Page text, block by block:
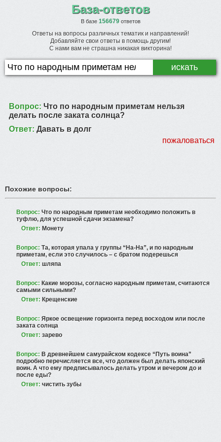
База-ответов
В базе 156679ответов
Ответы на вопросы различных тематик и направлений!
Добавляйте свои ответы в помощь другим!
С нами вам не страшна никакая викторина!
Вопрос: Что по народным приметам нельзя
делать после заката солнца?
Ответ: Давать в долг
пожаловаться
Похожие вопросы:
Вопрос: Что по народным приметам необходимо положить в
туфлю, для успешной сдачи экзамена?
Ответ: Монету
Вопрос: Та, которая упала у группы “На-На”, и по народным
приметам, если это случилось – с братом подерешься
Ответ: шляпа
Вопрос: Какие морозы, согласно народным приметам, считаются
самыми сильными?
Ответ: Крещенские
Вопрос: Яркое освещение горизонта перед восходом или после
заката солнца
Ответ: зарево
Вопрос: В древнейшем самурайском кодексе “Путь воина”
подробно перечисляется все, что должен был делать японский
воин. А что ему предписывалось делать утром и вечером до и
после еды?
Ответ: чистить зубы